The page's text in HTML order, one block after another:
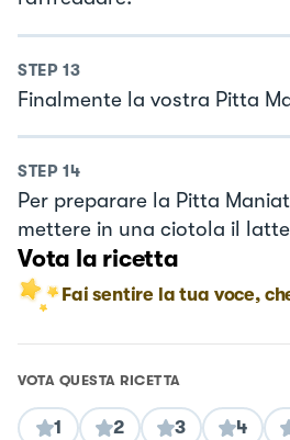
STEP 13
Finalmente la vostra Pitta
STEP 14
Per preparare la Pitta
mettere in una ciotola il
Vota la ricetta
Fai sentire la tua voce,
VOTA QUESTA RICETTA
1 2 3 4